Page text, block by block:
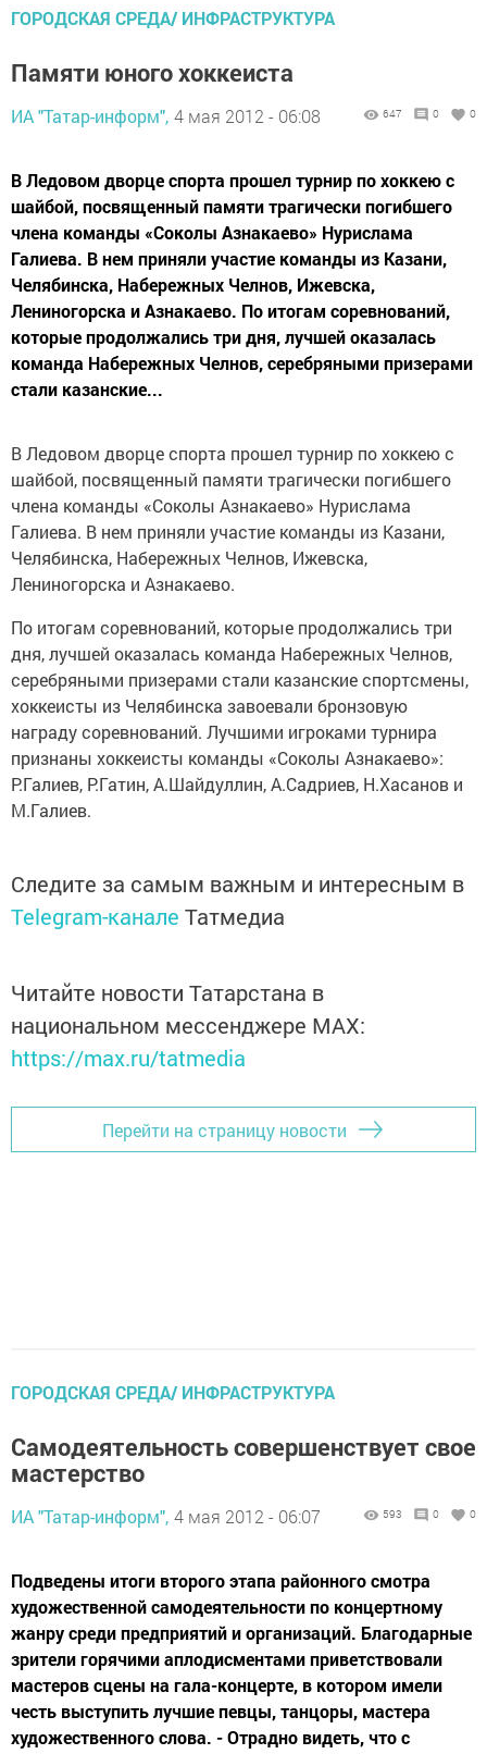
ГОРОДСКАЯ СРЕДА/ ИНФРАСТРУКТУРА
Памяти юного хоккеиста
ИА "Татар-информ", 4 мая 2012 - 06:08 647 0 0
В Ледовом дворце спорта прошел турнир по хоккею с
шайбой, посвященный памяти трагически погибшего
члена команды «Соколы Азнакаево» Нурислама
Галиева. В нем приняли участие команды из Казани,
Челябинска, Набережных Челнов, Ижевска,
Лениногорска и Азнакаево. По итогам соревнований,
которые продолжались три дня, лучшей оказалась
команда Набережных Челнов, серебряными призерами
стали казанские...
В Ледовом дворце спорта прошел турнир по хоккею с
шайбой, посвященный памяти трагически погибшего
члена команды «Соколы Азнакаево» Нурислама
Галиева. В нем приняли участие команды из Казани,
Челябинска, Набережных Челнов, Ижевска,
Лениногорска и Азнакаево.
По итогам соревнований, которые продолжались три
дня, лучшей оказалась команда Набережных Челнов,
серебряными призерами стали казанские спортсмены,
хоккеисты из Челябинска завоевали бронзовую
награду соревнований. Лучшими игроками турнира
признаны хоккеисты команды «Соколы Азнакаево»:
Р.Галиев, Р.Гатин, А.Шайдуллин, А.Садриев, Н.Хасанов и
М.Галиев.
Следите за самым важным и интересным в
Telegram-канале Татмедиа
Читайте новости Татарстана в
национальном мессенджере MАХ:
https://max.ru/tatmedia
Перейти на страницу новости
ГОРОДСКАЯ СРЕДА/ ИНФРАСТРУКТУРА
Самодеятельность совершенствует свое
мастерство
ИА "Татар-информ", 4 мая 2012 - 06:07 593 0 0
Подведены итоги второго этапа районного смотра
художественной самодеятельности по концертному
жанру среди предприятий и организаций. Благодарные
зрители горячими аплодисментами приветствовали
мастеров сцены на гала-концерте, в котором имели
честь выступить лучшие певцы, танцоры, мастера
художественного слова. - Отрадно видеть, что с